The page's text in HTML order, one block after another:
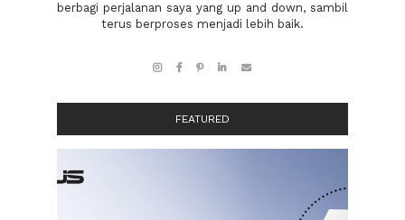
berbagi perjalanan saya yang up and down, sambil
terus berproses menjadi lebih baik.
FEATURED